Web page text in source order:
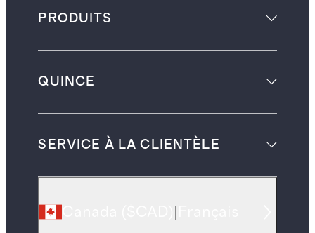
PRODUITS
QUINCE
SERVICE À LA CLIENTÈLE